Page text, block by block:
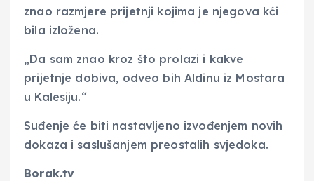
znao razmjere prijetnji kojima je njegova kći
bila izložena.
„Da sam znao kroz što prolazi i kakve
prijetnje dobiva, odveo bih Aldinu iz Mostara
u Kalesiju.“
Suđenje će biti nastavljeno izvođenjem novih
dokaza i saslušanjem preostalih svjedoka.
Borak.tv